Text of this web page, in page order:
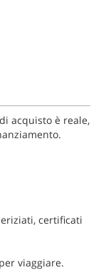
acquisto è reale,
certificati
viaggiare.